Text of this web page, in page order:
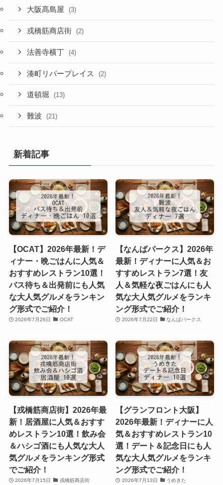
大阪髙島屋 (3)
戎橋筋商店街 (2)
法善寺横丁 (4)
湊町リバープレイス (2)
道頓堀 (13)
難波 (21)
新着記事
【OCAT】2026年最新！デ
ィナー・晩ごはんに人気＆
おすすめレストラン10選！
バス待ち＆出発前にも人気
な大人気グルメをランキン
グ形式でご紹介！
2026年7月26日 OCAT
【なんばパークス】2026年
最新！ディナーに人気＆お
すすめレストラン7選！友
人＆気軽な夜ごはんにも人
気な大人気グルメをランキ
ング形式でご紹介！
2026年7月22日 なんばパークス
【戎橋筋商店街】2026年最
新！居酒屋に人気＆おすす
めレストラン10選！飲み会
＆ハシゴ酒にも人気な大人
気グルメをランキング形式
でご紹介！
2026年7月15日 戎橋筋商店街
【グランフロント大阪】
2026年最新！ディナーに人
気＆おすすめレストラン10
選！デート＆記念日にも人
気な大人気グルメをランキ
ング形式でご紹介！
2026年7月13日 うめきた